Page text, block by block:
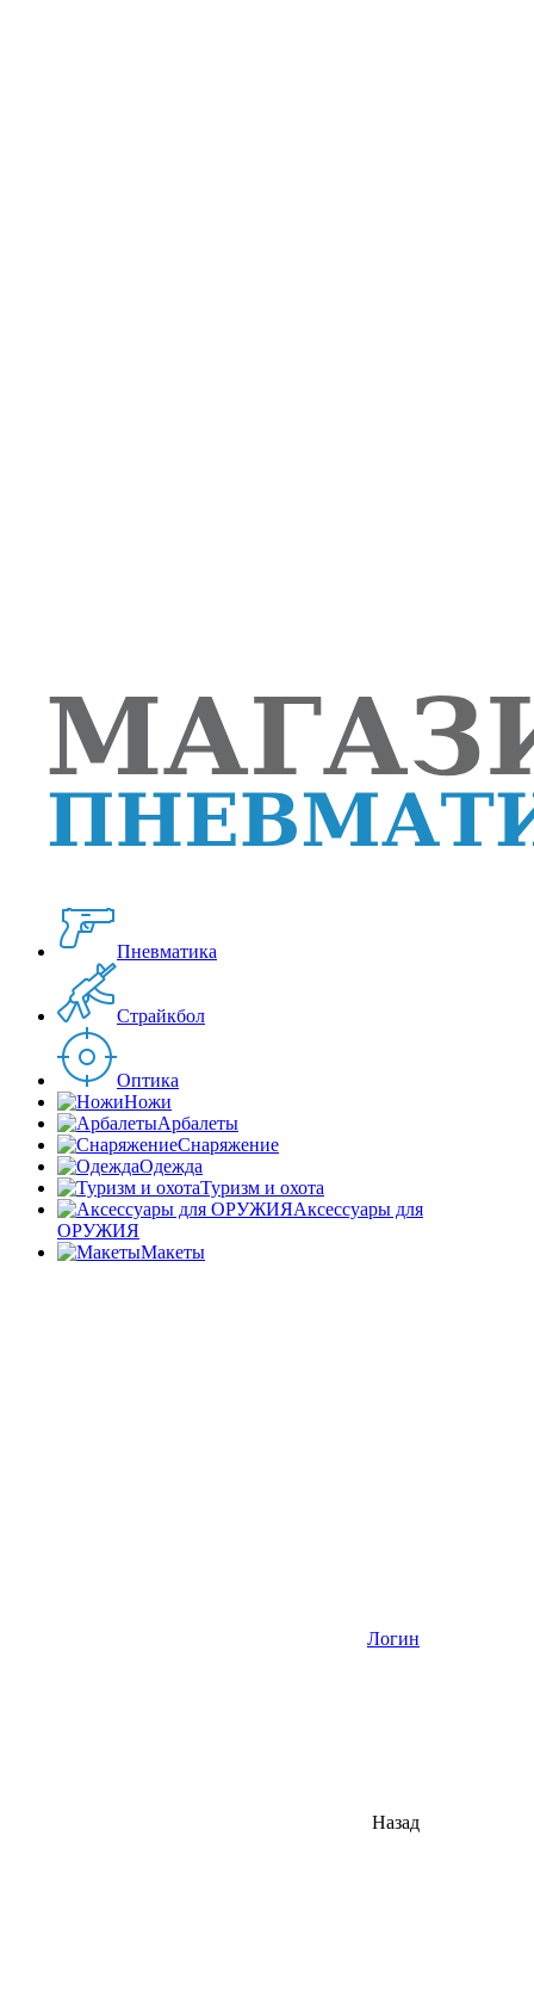
Пневматика
Страйкбол
Оптика
Ножи
Арбалеты
Снаряжение
Одежда
Туризм и охота
Аксессуары для
ОРУЖИЯ
Макеты
Логин
Назад